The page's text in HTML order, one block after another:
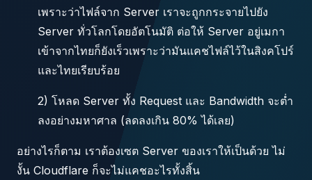
เพราะว่าไฟล์จาก Server เราจะถูกกระจายไปยัง
Server ทั่วโลกโดยอัตโนมัติ ต่อให้ Server อยู่เมกา
เข้าจากไทยก็ยังเร็วเพราะว่ามันแคชไฟล์ไว้ในสิงคโปร์
และไทยเรียบร้อย
2) โหลด Server ทั้ง Request และ Bandwidth จะต่ำ
ลงอย่างมหาศาล (ลดลงเกิน 80% ได้เลย)
อย่างไรก็ตาม เราต้องเซต Server ของเราให้เป็นด้วย ไม่
งั้น Cloudflare ก็จะไม่แคชอะไรทั้งสิ้น